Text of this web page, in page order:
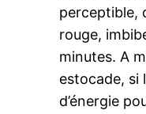
perceptible,
rouge,
minutes. A
estocade, si
d’énergie